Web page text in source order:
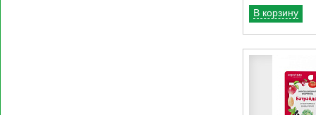
В корзину